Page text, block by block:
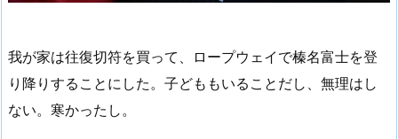
我が家は往復切符を買って、ロープウェイで榛名富士を登
り降りすることにした。子どももいることだし、無理はし
ない。寒かったし。